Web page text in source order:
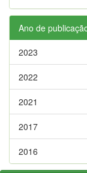
Ano de
2023
2022
2021
2017
2016